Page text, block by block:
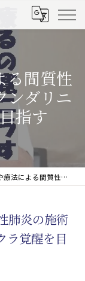
る間質性
ンダリニ
指す
で完全寛解クンダリニーとチャクラ覚醒を目指す
肺炎の施術
ラ覚醒を目